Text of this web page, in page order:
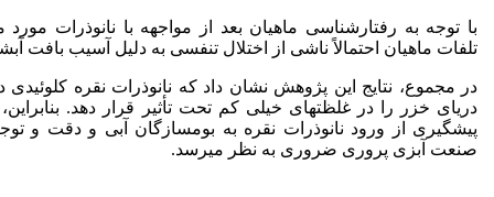
با توجه به رفتارشناسی ماهیان بعد از مواجهه با نانوذرات مورد
تلفات ماهیان احتمالاً ناشی از اختلال تنفسی به دلیل آسیب بافت
در مجموع، نتایج این پژوهش نشان داد که نانوذرات نقره
دریای خزر را در غلظت­های خیلی کم تحت تأثیر قرار دهد.
پیشگیری از ورود نانوذرات نقره به بوم­سازگان آبی و دقت و توجه
صنعت آبزی پروری ضروری به نظر می­رسد.